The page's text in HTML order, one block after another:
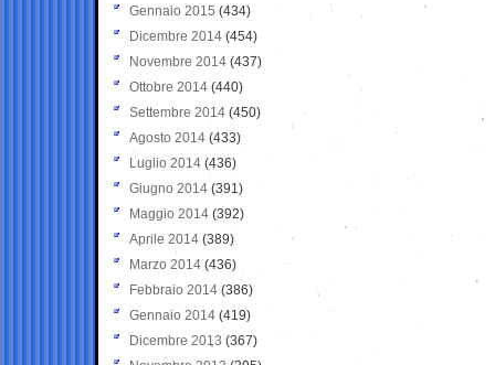
Gennaio 2015 (434)
Dicembre 2014 (454)
Novembre 2014 (437)
Ottobre 2014 (440)
Settembre 2014 (450)
Agosto 2014 (433)
Luglio 2014 (436)
Giugno 2014 (391)
Maggio 2014 (392)
Aprile 2014 (389)
Marzo 2014 (436)
Febbraio 2014 (386)
Gennaio 2014 (419)
Dicembre 2013 (367)